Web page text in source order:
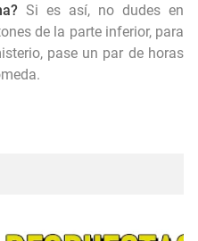
Si es así, no dudes en
de la parte inferior, para
pase un par de horas